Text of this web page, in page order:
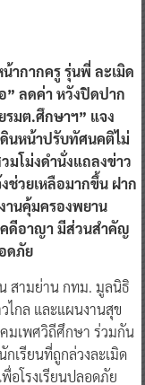
ากากครู รุ่นพี่ ละเมิด
” ลดค่า หวังปิดปาก
รมต.ศึกษาฯ” แจง
ดินหน้าปรับทัศนคติไม่
โม่งดำนั่งแถลงข่าว
ช่วยเหลือมากขึ้น ฝาก
านคุ้มครองพยาน
คดีอาญา มีส่วนสำคัญ
ดภัย
สามย่าน กทม. มูลนิธิ
ไกล และแผนงานสุข
มเพศวิถีศึกษา ร่วมกัน
เรียนที่ถูกล่วงละเมิด
อโรงเรียนปลอดภัย